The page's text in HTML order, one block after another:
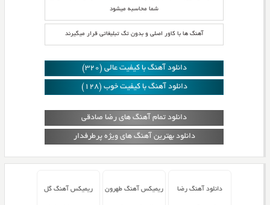
شما محاسبه میشود
آهنگ ها با کاور اصلی و بدون تگ تبلیغاتی قرار میگیرند
دانلود آهنگ با کیفیت عالی (320)
دانلود آهنگ با کیفیت خوب (128)
دانلود تمام آهنگ های رضا صادقی
دانلود بهترین آهنگ های ویژه پرطرفدار
دانلود آهنگ رضا ریمیکس آهنگ طهرون ریمیکس آهنگ گل